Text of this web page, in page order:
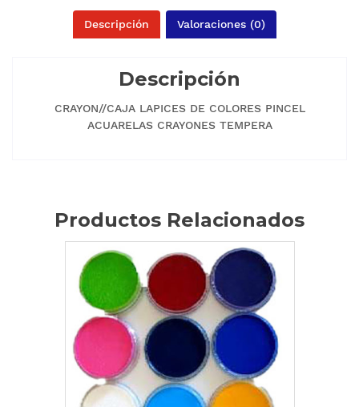
Descripción Valoraciones (0)
Descripción
CRAYON//CAJA LAPICES DE COLORES PINCEL
ACUARELAS CRAYONES TEMPERA
Productos Relacionados